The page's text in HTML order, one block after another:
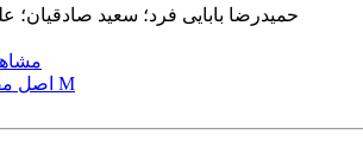
حمیدرضا بابایی فرد؛ سعید صادقیان؛
اصل 1.42 M